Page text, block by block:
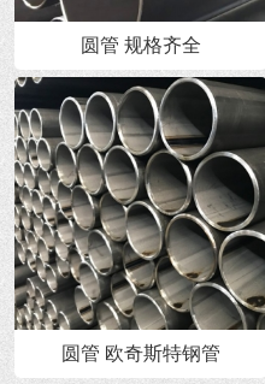
圆管 规格齐全
圆管 欧奇斯特钢管